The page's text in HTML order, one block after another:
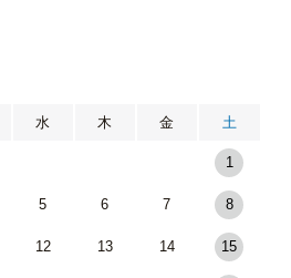
水 木 金 土
1
5 6 7 8
12 13 14 15